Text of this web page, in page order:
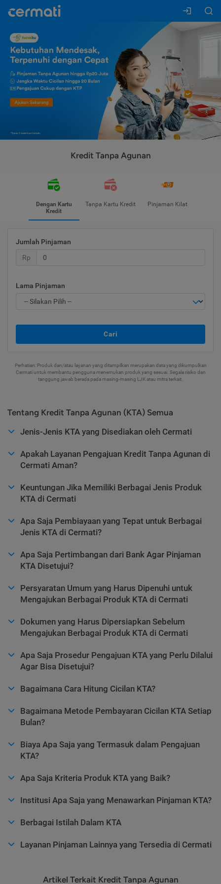
Kredit Tanpa Agunan
Dengan Kartu
Kredit
Tanpa Kartu Kredit Pinjaman Kilat
Jumlah Pinjaman
Rp
Lama Pinjaman
Cari
Perhatian: Produk dan/atau layanan yang ditampilkan merupakan data yang dikumpulkan
Cermati untuk membantu pengguna menemukan produk yang sesuai. Segala risiko dan
tanggung jawab berada pada masing-masing LJK atau mitra terkait.
Tentang Kredit Tanpa Agunan (KTA) Semua
Jenis-Jenis KTA yang Disediakan oleh Cermati
Apakah Layanan Pengajuan Kredit Tanpa Agunan di
Cermati Aman?
Keuntungan Jika Memiliki Berbagai Jenis Produk
KTA di Cermati
Apa Saja Pembiayaan yang Tepat untuk Berbagai
Jenis KTA di Cermati?
Apa Saja Pertimbangan dari Bank Agar Pinjaman
KTA Disetujui?
Persyaratan Umum yang Harus Dipenuhi untuk
Mengajukan Berbagai Produk KTA di Cermati
Dokumen yang Harus Dipersiapkan Sebelum
Mengajukan Berbagai Produk KTA di Cermati
Apa Saja Prosedur Pengajuan KTA yang Perlu Dilalui
Agar Bisa Disetujui?
Bagaimana Cara Hitung Cicilan KTA?
Bagaimana Metode Pembayaran Cicilan KTA Setiap
Bulan?
Biaya Apa Saja yang Termasuk dalam Pengajuan
KTA?
Apa Saja Kriteria Produk KTA yang Baik?
Institusi Apa Saja yang Menawarkan Pinjaman KTA?
Berbagai Istilah Dalam KTA
Layanan Pinjaman Lainnya yang Tersedia di Cermati
Artikel Terkait Kredit Tanpa Agunan